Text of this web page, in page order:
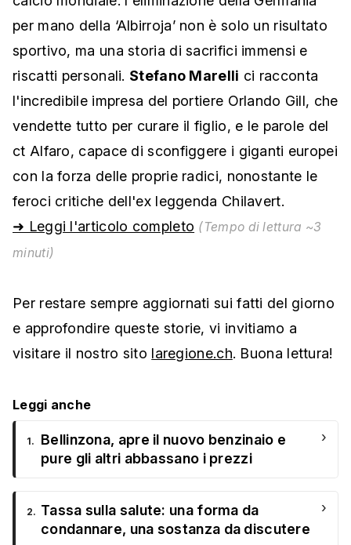
per mano della ‘Albirroja’ non è solo un risultato
sportivo, ma una storia di sacrifici immensi e
riscatti personali. Stefano Marelli ci racconta
l'incredibile impresa del portiere Orlando Gill, che
vendette tutto per curare il figlio, e le parole del
ct Alfaro, capace di sconfiggere i giganti europei
con la forza delle proprie radici, nonostante le
feroci critiche dell'ex leggenda Chilavert.
➜ Leggi l'articolo completo (Tempo di lettura ~3
minuti)
Per restare sempre aggiornati sui fatti del giorno
e approfondire queste storie, vi invitiamo a
visitare il nostro sito laregione.ch. Buona lettura!
Leggi anche
1.
Bellinzona, apre il nuovo benzinaio e
pure gli altri abbassano i prezzi
›
2. Tassa sulla salute: una forma da
condannare, una sostanza da discutere
›